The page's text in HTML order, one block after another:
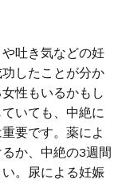
吐き気などの妊
したことが分か
性もいるかもし
いても、中絶に
要です。薬によ
か、中絶の3週間
。尿による妊娠